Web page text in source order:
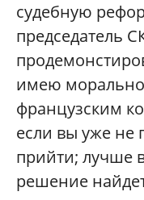
судебную
председатель
имею
французским
если вы уже не
прийти; лучше
решение